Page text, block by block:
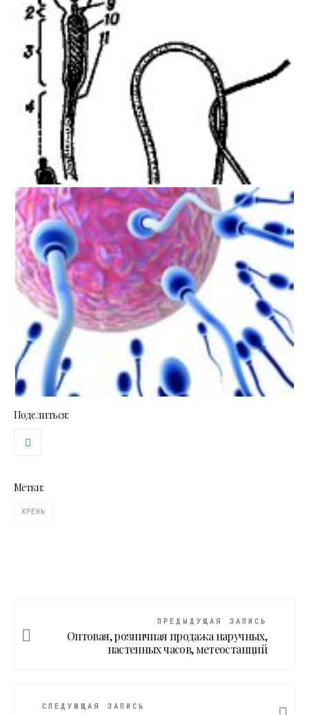
Поделиться:
Метки:
ХРЕНЬ
ПРЕДЫДУЩАЯ ЗАПИСЬ
Оптовая, розничная продажа наручных,
настенных часов, метеостанций
СЛЕДУЮЩАЯ ЗАПИСЬ